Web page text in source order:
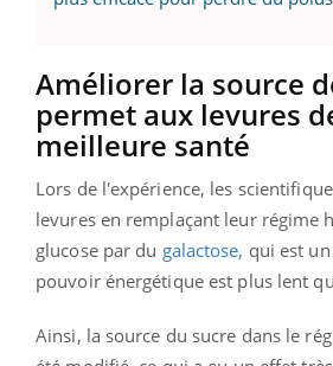
Améliorer la source
permet aux levures
meilleure santé
Lors de l'expérience, les
levures en remplaçant leur régime
glucose par du galactose, qui est
pouvoir énergétique est plus lent
Ainsi, la source du sucre dans le